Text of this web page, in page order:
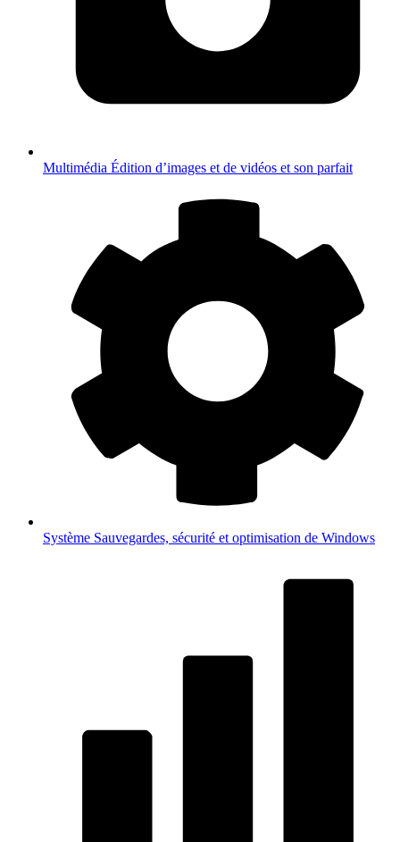
Multimédia Édition d’images et de vidéos et son parfait
Système Sauvegardes, sécurité et optimisation de Windows